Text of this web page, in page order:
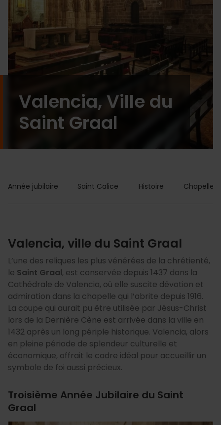
Valencia, Ville du
Saint Graal
Année jubilaire Saint Calice Histoire Chapelle
Valencia, ville du Saint Graal
L’une des reliques les plus vénérées de la chrétienté,
le Saint Graal, est conservée depuis 1437 dans la
Cathédrale de Valencia, où elle suscite dévotion et
admiration dans la chapelle qui l’abrite depuis 1916.
La coupe qui aurait pu être utilisée par Jésus-Christ
lors de la Dernière Cène est arrivée dans la ville en
1432 après un long périple historique. Valencia, alors
en pleine période de splendeur culturelle et
économique, offrait le cadre idéal pour accueillir un
symbole de foi aussi précieux.
Troisième Année Jubilaire du Saint
Graal